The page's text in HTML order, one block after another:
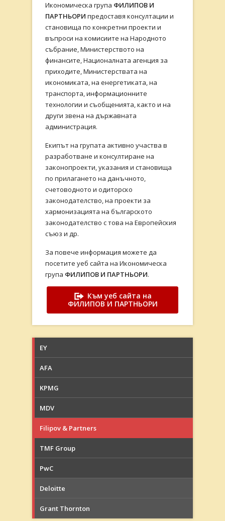
Икономическа група ФИЛИПОВ И
ПАРТНЬОРИ предоставя консултации и
становища по конкретни проекти и
въпроси на комисиите на Народното
събрание, Министерството на
финансите, Националната агенция за
приходите, Министерствата на
икономиката, на енергетиката, на
транспорта, информационните
технологии и съобщенията, както и на
други звена на държавната
администрация.
Екипът на групата активно участва в
разработване и консултиране на
законопроекти, указания и становища
по прилагането на данъчното,
счетоводното и одиторско
законодателство, на проекти за
хармонизацията на българското
законодателство с това на Европейския
съюз и др.
За повече информация можете да
посетите уеб сайта на Икономическа
група ФИЛИПОВ И ПАРТНЬОРИ.
Към уеб сайта на
ФИЛИПОВ И ПАРТНЬОРИ
EY
AFA
KPMG
MDV
Filipov & Partners
TMF Group
PwC
Deloitte
Grant Thornton